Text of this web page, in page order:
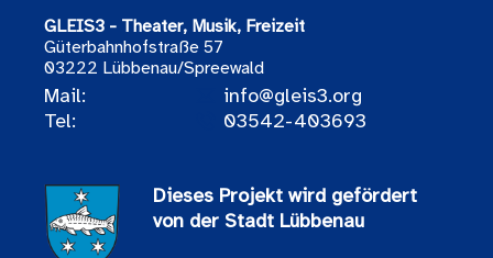
GLEIS3 - Theater, Musik, Freizeit
Güterbahnhofstraße 57
03222 Lübbenau/Spreewald
Mail:
info@gleis3.org
Tel:
03542-403693
Dieses Projekt wird gefördert
von der Stadt Lübbenau